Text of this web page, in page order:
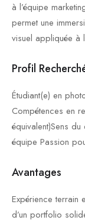
à l’équipe
permet une
visuel appliquée à
Profil
Étudiant(e) en
Compétences en
équivalent)Sens
équipe Passion
Avantages
Expérience terrain
d’un portfolio